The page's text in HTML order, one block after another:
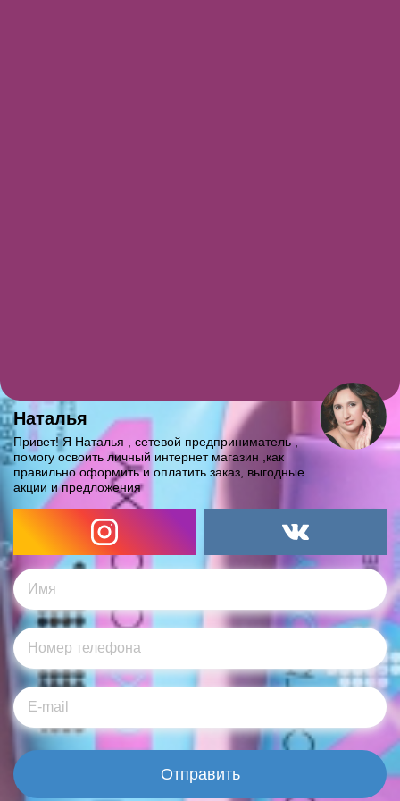
Наталья
Привет! Я Наталья , сетевой предприниматель ,
помогу освоить личный интернет магазин ,как
правильно оформить и оплатить заказ, выгодные
акции и предложения
Отправить